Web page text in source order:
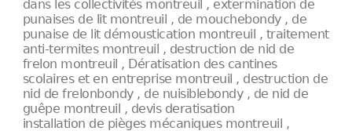
dans les collectivités montreuil , extermination de
punaises de lit montreuil , de mouchebondy , de
punaise de lit démoustication montreuil , traitement
anti-termites montreuil , destruction de nid de
frelon montreuil , Dératisation des cantines
scolaires et en entreprise montreuil , destruction de
nid de frelonbondy , de nuisiblebondy , de nid de
guêpe montreuil , devis deratisation
installation de pièges mécaniques montreuil ,